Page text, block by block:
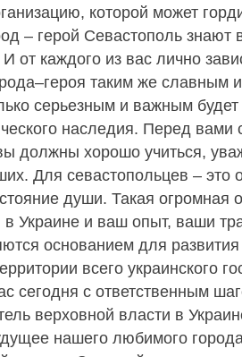
которой может
– герой Севастополь знают
от каждого из вас лично
таким же славным
серьезным и важным
наследия. Перед вами
должны хорошо учиться,
Для севастопольцев – это
души. Такая огромная
Украине и ваш опыт, ваши
основанием для развития
всего украинского
сегодня с ответственным
верховной власти в
нашего любимого